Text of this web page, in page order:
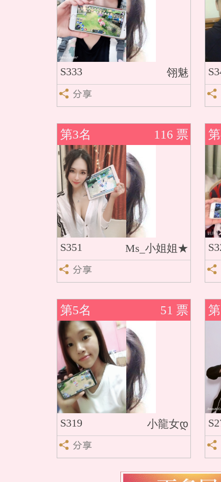
S333 翎魅
第3名 116 票
S351 Ms_小姐姐★
第5名 51 票
S319 小龍女დ